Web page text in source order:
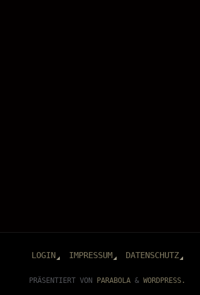
LOGIN IMPRESSUM DATENSCHUTZ
PRÄSENTIERT VON PARABOLA& WORDPRESS.